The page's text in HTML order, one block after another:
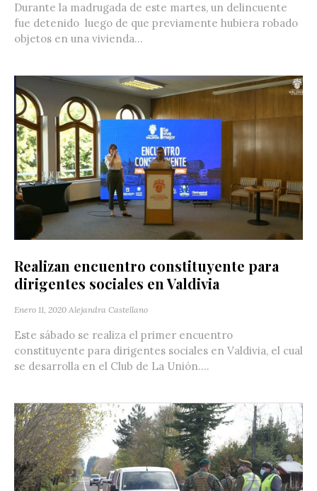
Durante la madrugada de este martes, un delincuente
fue detenido luego de que previamente hubiera robado
objetos en una vivienda...
Realizan encuentro constituyente para
dirigentes sociales en Valdivia
Enero 11, 2020 Alejandra Castellano
Este sábado se realiza el primer encuentro
constituyente para dirigentes sociales en Valdivia, el cual
se desarrolla en el Club de La Unión....